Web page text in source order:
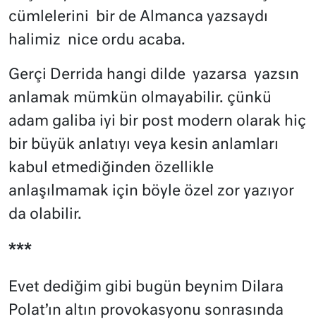
cümlelerini
bir de Almanca yazsaydı
halimiz nice ordu acaba.
Gerçi Derrida hangi dilde yazarsa yazsın
anlamak mümkün olmayabilir. çünkü
adam galiba iyi bir post modern olarak hiç
bir büyük anlatıyı veya kesin anlamları
kabul etmediğinden özellikle
anlaşılmamak için böyle özel zor yazıyor
da olabilir.
***
Evet dediğim gibi bugün beynim Dilara
Polat’ın altın provokasyonu sonrasında